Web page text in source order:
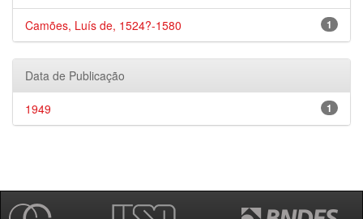
1
Camões, Luís de, 1524?-1580
Data de Publicação
1
1949